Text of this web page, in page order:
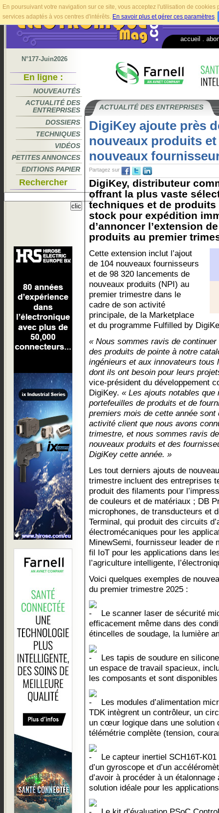
En poursuivant votre navigation sur ce site, vous acceptez l'utilisation de
services adaptés à vos centres d'intérêts. En savoir plus et gérer ces paramètres.
accueil
N°177-Juin2026
En ligne :
NOUVEAUTÉS
ACTUALITÉ DES
ENTREPRISES
DOSSIERS
TECHNIQUES
VIDÉOS
PETITES ANNONCES
EDITIONS PAPIER
Rechercher
ACTUALITÉ DES ENTREPRISES
DigiKey ajoute près
nouveaux produits et
nouveaux
Partagez sur
DigiKey, distributeur
offrant la plus vaste
techniques et de produits
stock pour expédition
d’annoncer l’extension
produits au premier
Cette extension inclut l’ajout
de 104 nouveaux fournisseurs
et de 98 320 lancements de
nouveaux produits (NPI) au
premier trimestre dans le
cadre de son activité
principale, de la Marketplace
et du programme Fulfilled by
« Nous sommes ravis de
des produits de pointe à notre
ingénieurs et aux innovateurs
dont ils ont besoin pour leurs
vice-président du développement
DigiKey. « Les ajouts notables
portefeuilles de produits et de
premiers mois de cette année
activité client que nous avons
trimestre, et nous sommes ravis
nouveaux produits et des
DigiKey cette année. »
Les tout derniers ajouts de
trimestre incluent des entreprises
produit des filaments pour
de couleurs et de matériaux ; DB
microphones, de transducteurs et
Terminal, qui produit des circuits
électromécaniques pour les
MinewSemi, fournisseur leader de
fil IoT pour les applications dans
l’agriculture intelligente,
Voici quelques exemples de
du premier trimestre 2025 :
Le scanner laser de sécurité
efficacement même dans des
étincelles de soudage, la lumière
Les tapis de soudure en
un espace de travail spacieux,
les composants et sont
Les modules d’alimentation
TDK intègrent un contrôleur, un
un cœur logique dans une solution
télémétrie complète (tension,
Le capteur inertiel SCH16T-
d’un gyroscope et d’un
d’avoir à procéder à un
solution idéale pour les